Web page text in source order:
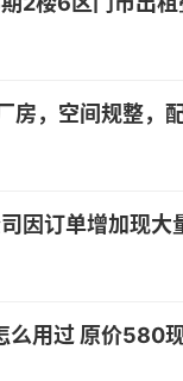
房，空间规整
因订单增加现大
么用过 原价580